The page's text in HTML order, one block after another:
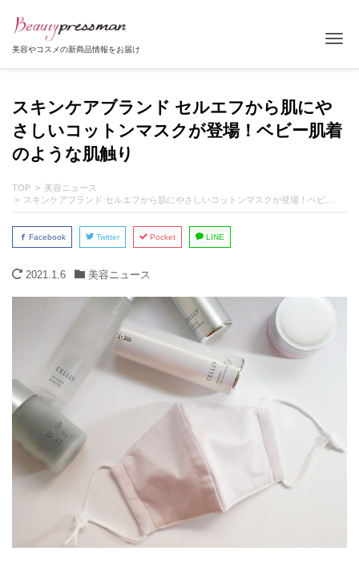
美容やコスメの新商品情報をお届け
スキンケアブランド セルエフから肌にや
さしいコットンマスクが登場！ベビー肌着
のような肌触り
TOP
美容ニュース
スキンケアブランド セルエフから肌にやさしいコットンマスクが登場！ベビー肌着のような肌触り
Facebook Twitter Pocket LINE
2021.1.6 美容ニュース